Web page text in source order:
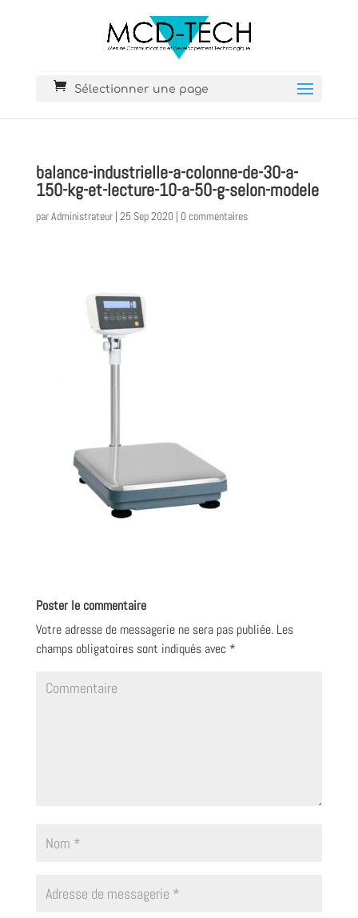
Sélectionner une page
balance-industrielle-a-colonne-de-30-a-
150-kg-et-lecture-10-a-50-g-selon-modele
parAdministrateur| 25 Sep 2020| 0 commentaires
Poster le commentaire
Votre adresse de messagerie ne sera pas publiée.Les
champs obligatoires sont indiqués avec *